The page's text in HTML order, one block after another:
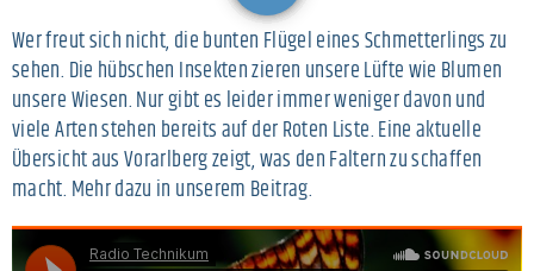
Wer freut sich nicht, die bunten Flügel eines Schmetterlings zu
sehen. Die hübschen Insekten zieren unsere Lüfte wie Blumen
unsere Wiesen. Nur gibt es leider immer weniger davon und
viele Arten stehen bereits auf der Roten Liste. Eine aktuelle
Übersicht aus Vorarlberg zeigt, was den Faltern zu schaffen
macht. Mehr dazu in unserem Beitrag.